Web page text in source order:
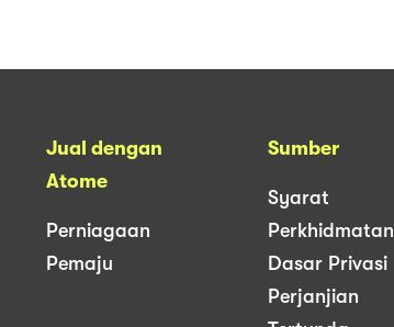
Jual dengan
Atome
Perniagaan
Pemaju
Sumber
Syarat
Perkhidmatan
Dasar Privasi
Perjanjian